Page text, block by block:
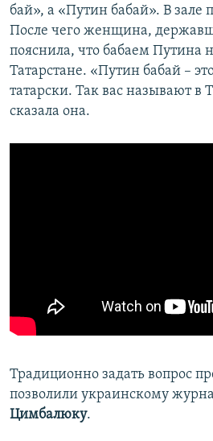
бай», а «Путин бабай». В зале
После чего женщина,
пояснила, что бабаем Путина
Татарстане. «Путин бабай –
татарски. Так вас называют в
сказала она.
​Традиционно задать вопрос
позволили украинскому
Цимбалюку.